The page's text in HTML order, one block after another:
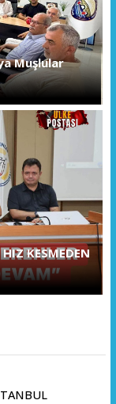
Muşlular
KESMEDEN